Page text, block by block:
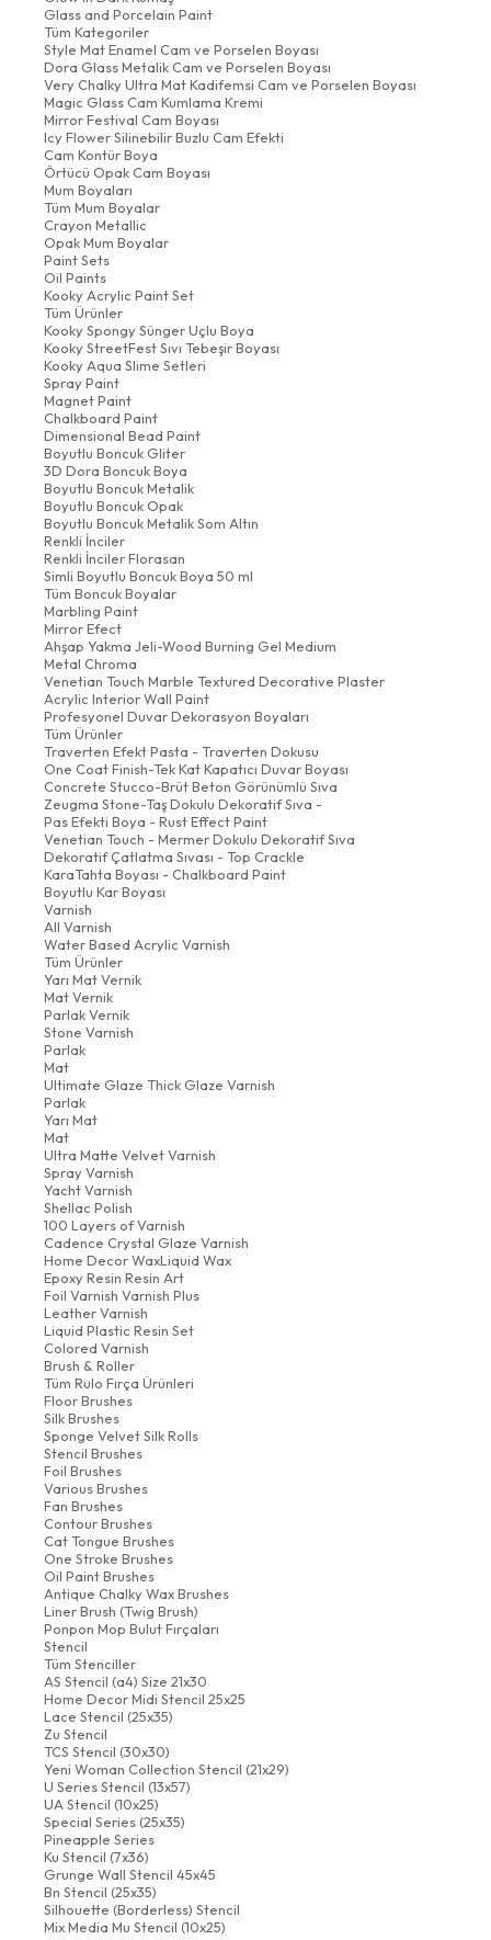
Glass and Porcelain Paint
Tüm Kategoriler
Style Mat Enamel Cam ve Porselen Boyası
Dora Glass Metalik Cam ve Porselen Boyası
Very Chalky Ultra Mat Kadifemsi Cam ve Porselen Boyası
Magic Glass Cam Kumlama Kremi
Mirror Festival Cam Boyası
Icy Flower Silinebilir Buzlu Cam Efekti
Cam Kontür Boya
Örtücü Opak Cam Boyası
Mum Boyaları
Tüm Mum Boyalar
Crayon Metallic
Opak Mum Boyalar
Paint Sets
Oil Paints
Kooky Acrylic Paint Set
Tüm Ürünler
Kooky Spongy Sünger Uçlu Boya
Kooky StreetFest Sıvı Tebeşir Boyası
Kooky Aqua Slime Setleri
Spray Paint
Magnet Paint
Chalkboard Paint
Dimensional Bead Paint
Boyutlu Boncuk Gliter
3D Dora Boncuk Boya
Boyutlu Boncuk Metalik
Boyutlu Boncuk Opak
Boyutlu Boncuk Metalik Som Altın
Renkli İnciler
Renkli İnciler Florasan
Simli Boyutlu Boncuk Boya 50 ml
Tüm Boncuk Boyalar
Marbling Paint
Mirror Efect
Ahşap Yakma Jeli-Wood Burning Gel Medium
Metal Chroma
Venetian Touch Marble Textured Decorative Plaster
Acrylic Interior Wall Paint
Profesyonel Duvar Dekorasyon Boyaları
Tüm Ürünler
Traverten Efekt Pasta - Traverten Dokusu
One Coat Finish-Tek Kat Kapatıcı Duvar Boyası
Concrete Stucco-Brüt Beton Görünümlü Sıva
Zeugma Stone-Taş Dokulu Dekoratif Sıva -
Pas Efekti Boya - Rust Effect Paint
Venetian Touch - Mermer Dokulu Dekoratif Sıva
Dekoratif Çatlatma Sıvası - Top Crackle
KaraTahta Boyası - Chalkboard Paint
Boyutlu Kar Boyası
Varnish
All Varnish
Water Based Acrylic Varnish
Tüm Ürünler
Yarı Mat Vernik
Mat Vernik
Parlak Vernik
Stone Varnish
Parlak
Mat
Ultimate Glaze Thick Glaze Varnish
Parlak
Yarı Mat
Mat
Ultra Matte Velvet Varnish
Spray Varnish
Yacht Varnish
Shellac Polish
100 Layers of Varnish
Cadence Crystal Glaze Varnish
Home Decor WaxLiquid Wax
Epoxy Resin Resin Art
Foil Varnish Varnish Plus
Leather Varnish
Liquid Plastic Resin Set
Colored Varnish
Brush & Roller
Tüm Rulo Fırça Ürünleri
Floor Brushes
Silk Brushes
Sponge Velvet Silk Rolls
Stencil Brushes
Foil Brushes
Various Brushes
Fan Brushes
Contour Brushes
Cat Tongue Brushes
One Stroke Brushes
Oil Paint Brushes
Antique Chalky Wax Brushes
Liner Brush (Twig Brush)
Ponpon Mop Bulut Fırçaları
Stencil
Tüm Stenciller
AS Stencil (a4) Size 21x30
Home Decor Midi Stencil 25x25
Lace Stencil (25x35)
Zu Stencil
TCS Stencil (30x30)
Yeni Woman Collection Stencil (21x29)
U Series Stencil (13x57)
UA Stencil (10x25)
Special Series (25x35)
Pineapple Series
Ku Stencil (7x36)
Grunge Wall Stencil 45x45
Bn Stencil (25x35)
Silhouette (Borderless) Stencil
Mix Media Mu Stencil (10x25)